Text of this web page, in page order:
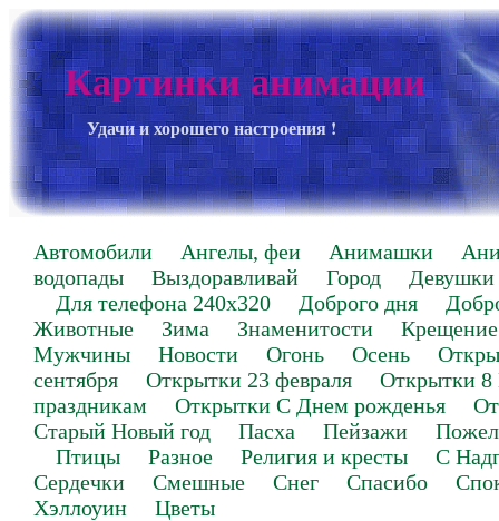
Картинки анимации
Удачи и хорошего настроения !
Автомобили Ангелы, феи Анимашки
водопады
Выздоравливай Город
Девушки
Для телефона 240х320
Доброго дня
Животные
Зима Знаменитости
Крещение
Мужчины
Новости Огонь Осень
сентября
Открытки 23 февраля
Открытки 8
праздникам
Открытки С Днем рожденья
Старый Новый год
Пасха Пейзажи
Птицы
Разное Религия и кресты
С
Сердечки
Смешные Снег Спасибо
Хэллоуин
Цветы